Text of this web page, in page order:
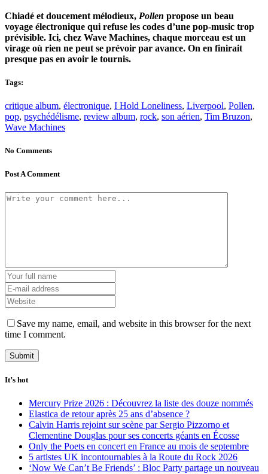
Chiadé et doucement mélodieux, Pollen propose un beau
voyage électronique qui refuse les codes d’une pop-music trop
prévisible. Ici, chez Wave Machines, chaque morceau est un
virage où rien ne peut se prévoir par avance. On en finirait
presque pas en avoir le tournis.
Tags:
critique album, électronique, I Hold Loneliness, Liverpool, Pollen,
pop, psychédélisme, review album, rock, son aérien, Tim Bruzon,
Wave Machines
No Comments
Post A Comment
Save my name, email, and website in this browser for the next
time I comment.
It’s hot
Mercury Prize 2026 : Découvrez la liste des douze nommés
Elastica de retour après 25 ans d’absence ?
Calvin Harris rejoint sur scène par Sergio Pizzorno et
Clementine Douglas pour ses concerts géants en Écosse
Only the Poets en concert en France au mois de septembre
5 artistes UK incontournables à la Route du Rock 2026
‘Now We Can’t Be Friends’ : Bloc Party partage un nouveau